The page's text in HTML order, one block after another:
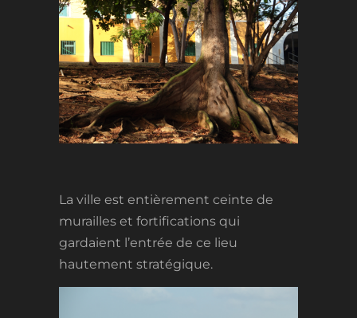
La ville est entièrement ceinte de
murailles et fortifications qui
gardaient l’entrée de ce lieu
hautement stratégique.